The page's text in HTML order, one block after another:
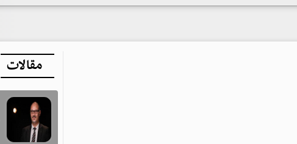
مقالات